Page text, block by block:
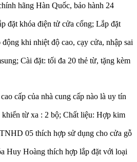
hãng Hàn Quốc, bảo hành 24
đặt khóa điện tử cửa cổng; Lắp đặt
khi nhiệt độ cao, cạy cửa, nhập sai
Cài đặt: tối đa 20 thẻ từ, tặng kèm
cấp của nhà cung cấp nào là uy tín
từ xa : 2 bộ; Chất liệu: Hợp kim
05 thích hợp sử dụng cho cửa gỗ
Huy Hoàng thích hợp lắp đặt với loại